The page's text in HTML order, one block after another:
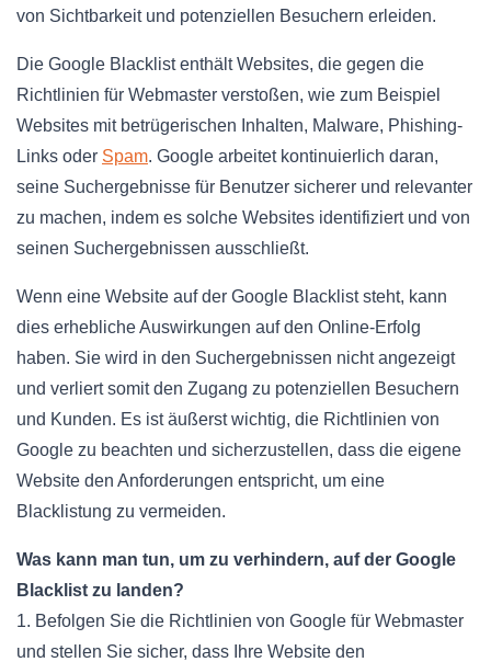
von Sichtbarkeit und potenziellen Besuchern erleiden.
Die Google Blacklist enthält Websites, die gegen die
Richtlinien für Webmaster verstoßen, wie zum Beispiel
Websites mit betrügerischen Inhalten, Malware, Phishing-
Links oder Spam. Google arbeitet kontinuierlich daran,
seine Suchergebnisse für Benutzer sicherer und relevanter
zu machen, indem es solche Websites identifiziert und von
seinen Suchergebnissen ausschließt.
Wenn eine Website auf der Google Blacklist steht, kann
dies erhebliche Auswirkungen auf den Online-Erfolg
haben. Sie wird in den Suchergebnissen nicht angezeigt
und verliert somit den Zugang zu potenziellen Besuchern
und Kunden. Es ist äußerst wichtig, die Richtlinien von
Google zu beachten und sicherzustellen, dass die eigene
Website den Anforderungen entspricht, um eine
Blacklistung zu vermeiden.
Was kann man tun, um zu verhindern, auf der Google
Blacklist zu landen?
1. Befolgen Sie die Richtlinien von Google für Webmaster
und stellen Sie sicher, dass Ihre Website den